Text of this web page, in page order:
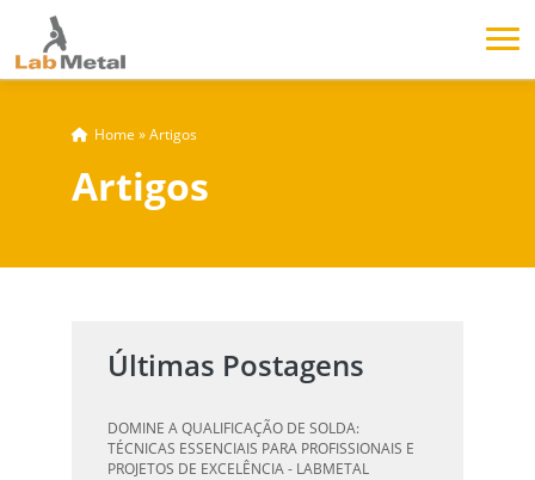
Home »Artigos
Artigos
Últimas Postagens
DOMINE A QUALIFICAÇÃO DE SOLDA:
TÉCNICAS ESSENCIAIS PARA PROFISSIONAIS E
PROJETOS DE EXCELÊNCIA - LABMETAL